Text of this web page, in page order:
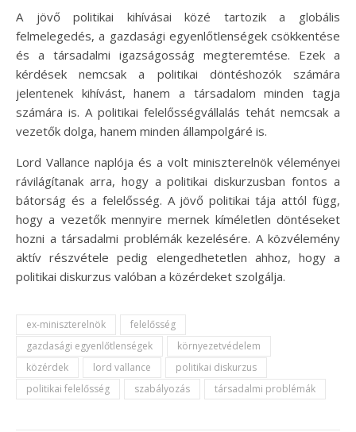
A jövő politikai kihívásai közé tartozik a globális
felmelegedés, a gazdasági egyenlőtlenségek csökkentése
és a társadalmi igazságosság megteremtése. Ezek a
kérdések nemcsak a politikai döntéshozók számára
jelentenek kihívást, hanem a társadalom minden tagja
számára is. A politikai felelősségvállalás tehát nemcsak a
vezetők dolga, hanem minden állampolgáré is.
Lord Vallance naplója és a volt miniszterelnök véleményei
rávilágítanak arra, hogy a politikai diskurzusban fontos a
bátorság és a felelősség. A jövő politikai tája attól függ,
hogy a vezetők mennyire mernek kíméletlen döntéseket
hozni a társadalmi problémák kezelésére. A közvélemény
aktív részvétele pedig elengedhetetlen ahhoz, hogy a
politikai diskurzus valóban a közérdeket szolgálja.
ex-miniszterelnök
felelősség
gazdasági egyenlőtlenségek
környezetvédelem
közérdek
lord vallance
politikai diskurzus
politikai felelősség
szabályozás társadalmi problémák